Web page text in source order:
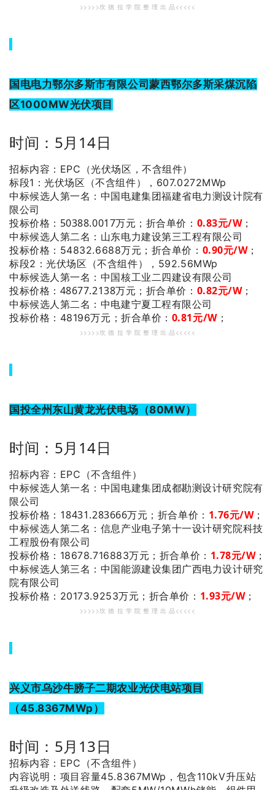
>>>>>坎 德 拉 学 院 整 理 出 品<<<<<
国电电力鄂尔多斯市有限公司蒙西鄂尔多斯采煤沉陷
区1000MW光伏项目
时间：5月14日
招标内容：EPC（光伏场区，不含组件）
标段1：光伏场区（不含组件），607.0272MWp
中标候选人第一名 ：中国电建集团福建省电力测设计院有
限公司
投标价格：50388.0017万元； 折合单价： 0.83元/W；
中标候选人第二名 ：山东电力建设第三工程有限公司
投标价格：54832.6688万元； 折合单价： 0.90元/W；
标段2：光伏场区（不含组件），592.56MWp
中标候选人第一名 ：中国核工业二四建设有限公司
投标价格：48677.2138万元； 折合单价： 0.82元/W；
中标候选人第二名 ：中电建宁夏工程有限公司
投标价格：48196万元；折合单价： 0.81元/W；
>>>>>坎 德 拉 学 院 整 理 出 品<<<<<
国投全州东山黄龙光伏电场（80MW）
时间：5月14日
招标内容：EPC（不含组件）
中标候选人第一名 ：中国电建集团成都勘测设计研究院有
限公司
投标价格：18431.283666万元； 折合单价： 1.76元/W；
中标候选人第二名 ：信息产业电子第十一设计研究院科技
工程股份有限公司
投标价格：18678.716883万元； 折合单价： 1.78元/W；
中标候选人第三名 ：中国能源建设集团广西电力设计研究
院有限公司
投标价格：20173.9253万元； 折合单价： 1.93元/W；
>>>>>坎 德 拉 学 院 整 理 出 品<<<<<
兴义市乌沙牛膀子二期农业光伏电站项目
（45.8367MWp）
时间：5月13日
招标内容：EPC（不含组件）
内容说明：项目容量45.8367MWp，包含110kV升压站